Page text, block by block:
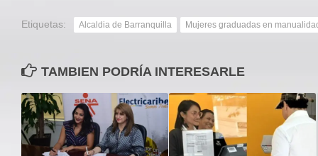
Etiquetas: Alcaldia de Barranquilla Mujeres graduadas en
TAMBIEN PODRÍA INTERESARLE